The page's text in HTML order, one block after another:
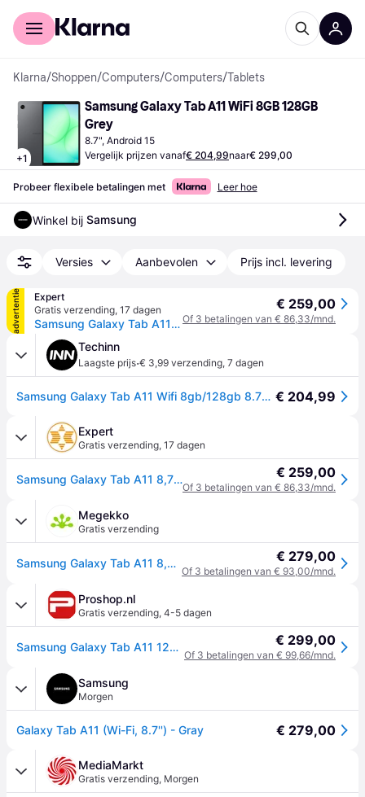
Voor shoppers
Klarna/Shoppen/Computers/Computers/Tablets
+1
Samsung Galaxy Tab A11 WiFi 8GB 128GB
Grey
8.7", Android 15
Vergelijk prijzen vanaf€ 204,99naar€ 299,00
Probeer flexibele betalingen met Leer hoe
Winkel bij Samsung
Versies Aanbevolen Prijs incl. levering
advertentie
Expert
Gratis verzending, 17 dagen
Samsung Galaxy Tab A11 8,7 inch 128GB Wifi Tablet Grijs
€ 259,00
Of 3 betalingen van € 86,33/mnd.
Techinn
Laagste prijs·€ 3,99 verzending, 7 dagen
Samsung Galaxy Tab A11 Wifi 8gb/128gb 8.7´´ Tablet Transparant € 204,99
Expert
Gratis verzending, 17 dagen
Samsung Galaxy Tab A11 8,7 inch 128GB Wifi Tablet Grijs € 259,00
Of 3 betalingen van € 86,33/mnd.
Megekko
Gratis verzending
Samsung Galaxy Tab A11 8,7 128GB Grafiet € 279,00
Of 3 betalingen van € 93,00/mnd.
Proshop.nl
Gratis verzending, 4-5 dagen
Samsung Galaxy Tab A11 128GB/8GB - Grey € 299,00
Of 3 betalingen van € 99,66/mnd.
Samsung
Morgen
Galaxy Tab A11 (Wi-Fi, 8.7'') - Gray € 279,00
MediaMarkt
Gratis verzending, Morgen